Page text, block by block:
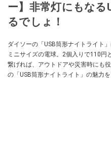
ー】非常灯にもなる
るでしょ！
ダイソーの「USB筒形ナイトライト
ミニサイズの電球。2個入りで110円
繋げれば、アウトドアや災害時にも
の「USB筒形ナイトライト」の魅力
介してくれました。気になる方はぜ